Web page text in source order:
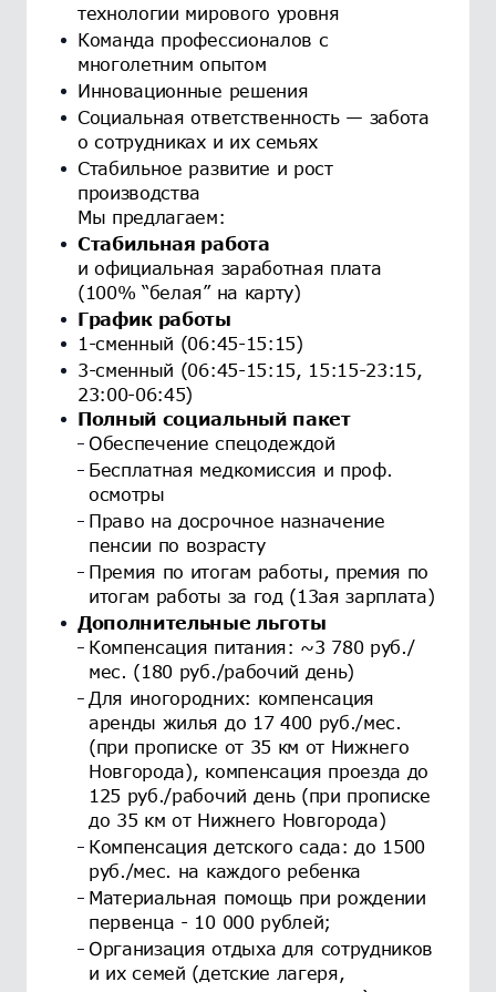
технологии мирового уровня
Команда профессионалов с
многолетним опытом
Инновационные решения
Социальная ответственность — забота
о сотрудниках и их семьях
Стабильное развитие и рост
производства
Мы предлагаем:
Стабильная работа
и официальная заработная плата
(100% “белая” на карту)
График работы
1-сменный (06:45-15:15)
3-сменный (06:45-15:15, 15:15-23:15,
23:00-06:45)
Полный социальный пакет
Обеспечение спецодеждой
Бесплатная медкомиссия и проф.
осмотры
Право на досрочное назначение
пенсии по возрасту
Премия по итогам работы, премия по
итогам работы за год (13ая зарплата)
Дополнительные льготы
Компенсация питания: ~3 780 руб./
мес. (180 руб./рабочий день)
Для иногородних: компенсация
аренды жилья до 17 400 руб./мес.
(при прописке от 35 км от Нижнего
Новгорода), компенсация проезда до
125 руб./рабочий день (при прописке
до 35 км от Нижнего Новгорода)
Компенсация детского сада: до 1500
руб./мес. на каждого ребенка
Материальная помощь при рождении
первенца - 10 000 рублей;
Организация отдыха для сотрудников
и их семей (детские лагеря,